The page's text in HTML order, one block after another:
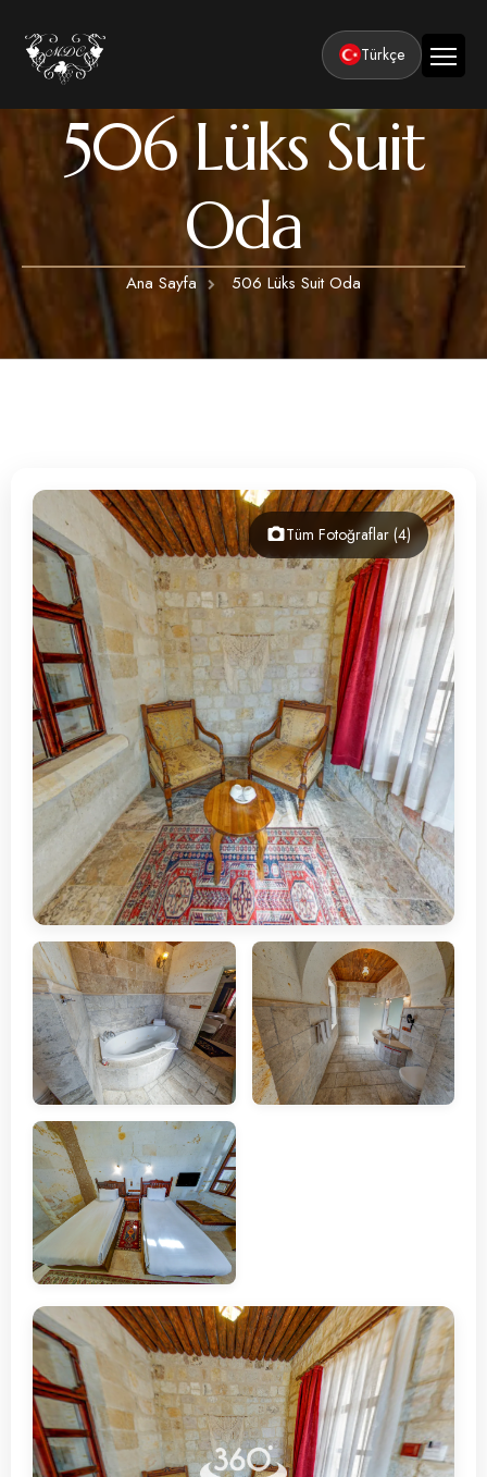
Ana Sayfa
Kurumsal
Klasik Odalar
Lüks Suit Odalar
Hamamlı Lüks Suit Odalar
Balayı
İletişim
Türkçe
506 Lüks Suit
Oda
Ana Sayfa 506 Lüks Suit Oda
Tüm Fotoğraflar (4)